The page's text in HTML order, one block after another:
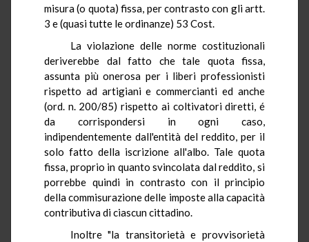
misura (o quota) fissa, per contrasto con gli artt.
3 e (quasi tutte le ordinanze) 53 Cost.
La violazione delle norme costituzionali
deriverebbe dal fatto che tale quota fissa,
assunta più onerosa per i liberi professionisti
rispetto ad artigiani e commercianti ed anche
(ord. n. 200/85) rispetto ai coltivatori diretti, é
da corrispondersi in ogni caso,
indipendentemente dall'entità del reddito, per il
solo fatto della iscrizione all'albo. Tale quota
fissa, proprio in quanto svincolata dal reddito, si
porrebbe quindi in contrasto con il principio
della commisurazione delle imposte alla capacità
contributivadiciascun cittadino.
Inoltre "la transitorietà e provvisorietà